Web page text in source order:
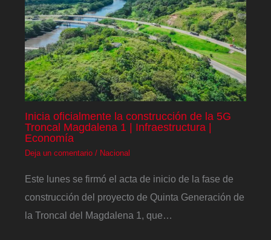
Inicia oficialmente la construcción de la 5G
Troncal Magdalena 1 | Infraestructura |
Economía
Deja un comentario / Nacional
Este lunes se firmó el acta de inicio de la fase de
construcción del proyecto de Quinta Generación de
la Troncal del Magdalena 1, que…